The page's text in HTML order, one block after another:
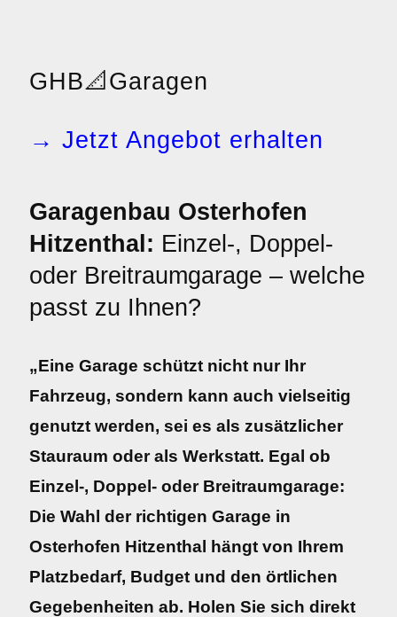
GHB📐 Garagen
→ Jetzt Angebot erhalten
Garagenbau Osterhofen
Hitzenthal: Einzel-, Doppel-
oder Breitraumgarage – welche
passt zu Ihnen?
„Eine Garage schützt nicht nur Ihr
Fahrzeug, sondern kann auch vielseitig
genutzt werden, sei es als zusätzlicher
Stauraum oder als Werkstatt. Egal ob
Einzel-, Doppel- oder Breitraumgarage:
Die Wahl der richtigen Garage in
Osterhofen Hitzenthal hängt von Ihrem
Platzbedarf, Budget und den örtlichen
Gegebenheiten ab. Holen Sie sich direkt